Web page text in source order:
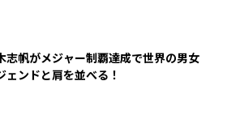
志帆がメジャー制覇達成で世界の男女
ェンドと肩を並べる！